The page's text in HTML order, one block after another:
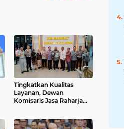
Tingkatkan Kualitas
Layanan, Dewan
Komisaris Jasa Raharja
Selatan